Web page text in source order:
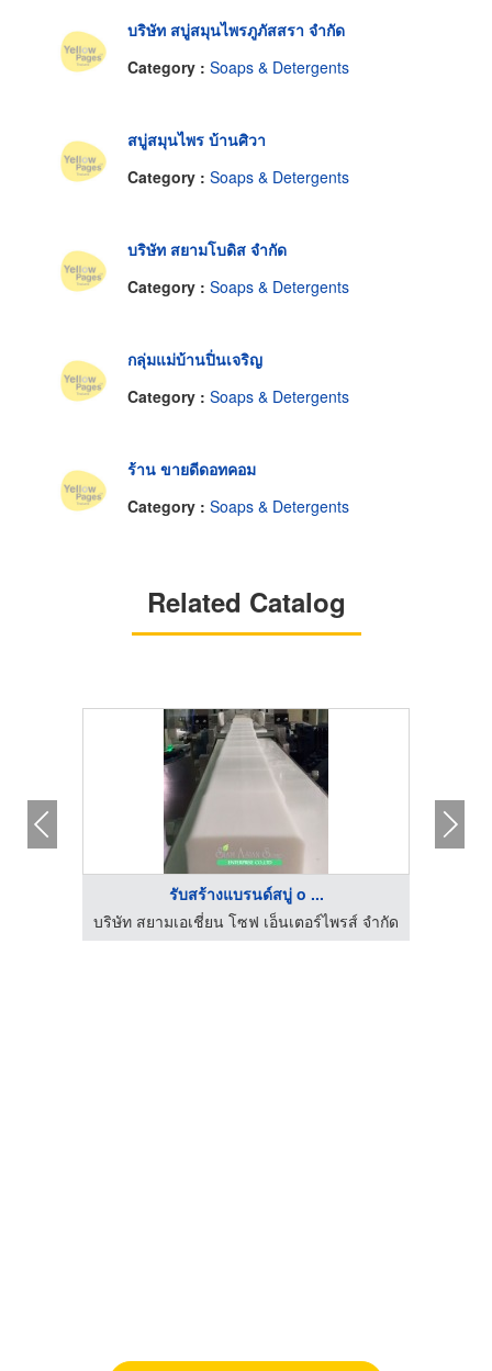
บริษัท สบู่สมุนไพรภูภัสสรา จำกัด
Category : Soaps & Detergents
สบู่สมุนไพร บ้านศิวา
Category : Soaps & Detergents
บริษัท สยามโบดิส จำกัด
Category : Soaps & Detergents
กลุ่มแม่บ้านปิ่นเจริญ
Category : Soaps & Detergents
ร้าน ขายดีดอทคอม
Category : Soaps & Detergents
Related Catalog
รับสร้างแบรนด์สบู่ o ...
บริษัท สยามเอเชี่ยน โซฟ เอ็นเตอร์ไพรส์ จำกัด